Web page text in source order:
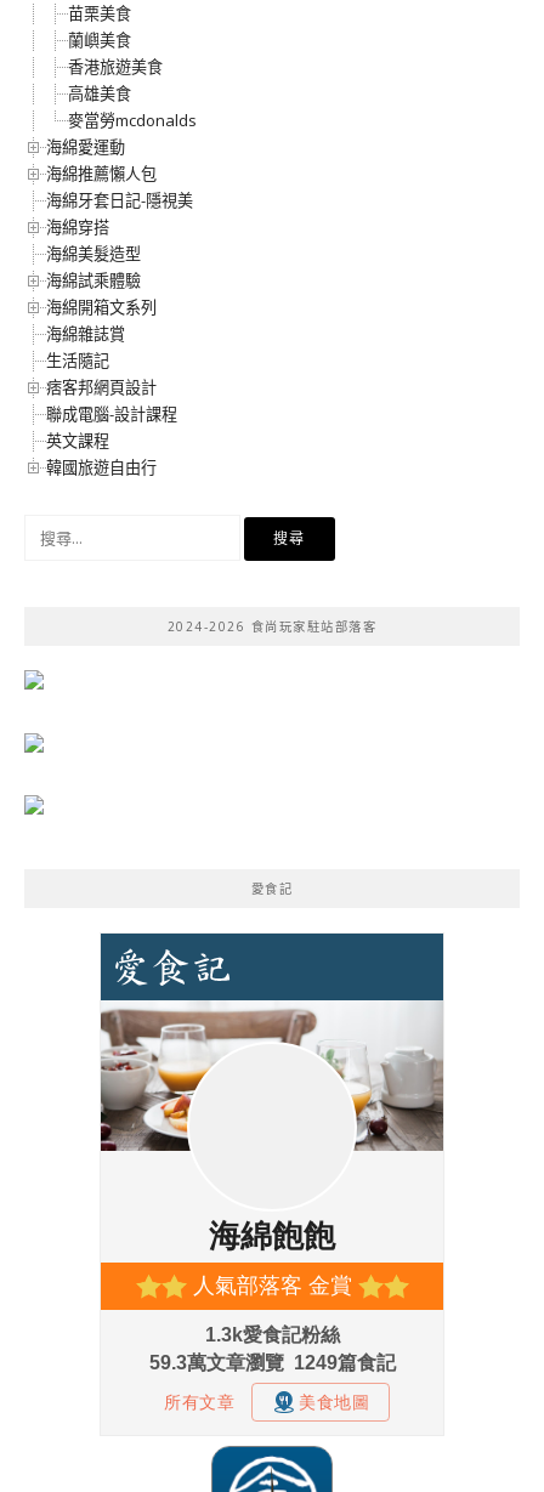
苗栗美食
蘭嶼美食
香港旅遊美食
高雄美食
麥當勞mcdonalds
海綿愛運動
海綿推薦懶人包
海綿牙套日記-隱視美
海綿穿搭
海綿美髮造型
海綿試乘體驗
海綿開箱文系列
海綿雜誌賞
生活隨記
痞客邦網頁設計
聯成電腦-設計課程
英文課程
韓國旅遊自由行
2024-2026 食尚玩家駐站部落客
愛食記